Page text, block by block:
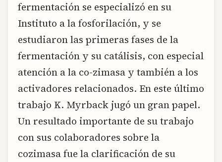
fermentación se especializó en su
Instituto a la fosforilación, y se
estudiaron las primeras fases de la
fermentación y su catálisis, con especial
atención a la co-zimasa y también a los
activadores relacionados. En este último
trabajo K. Myrback jugó un gran papel.
Un resultado importante de su trabajo
con sus colaboradores sobre la
cozimasa fue la clarificación de su